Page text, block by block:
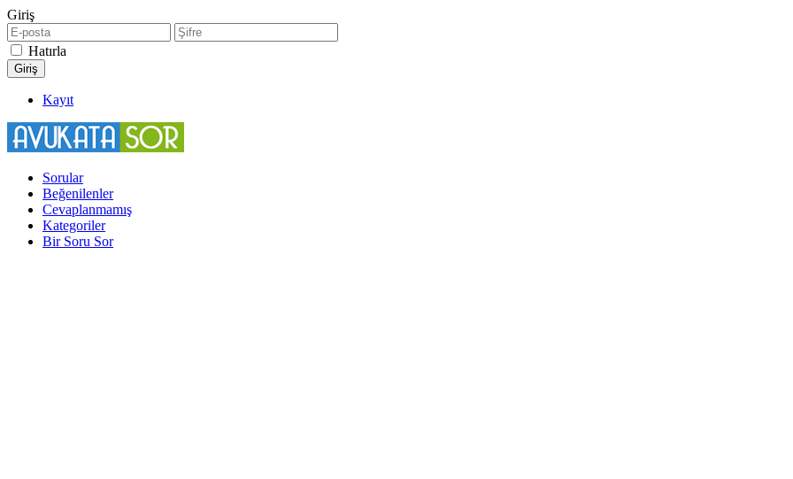
Giriş
Hatırla
Kayıt
Sorular
Beğenilenler
Cevaplanmamış
Kategoriler
Bir Soru Sor